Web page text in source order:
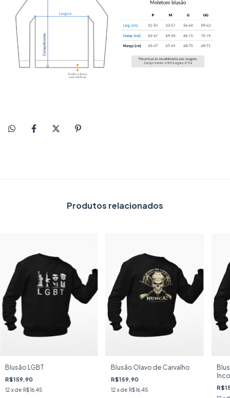
Produtos relacionados
Blusão LGBT
R$159,90
12 x de R$16,45
Blusão Olavo de Carvalho
R$159,90
12 x de R$16,45